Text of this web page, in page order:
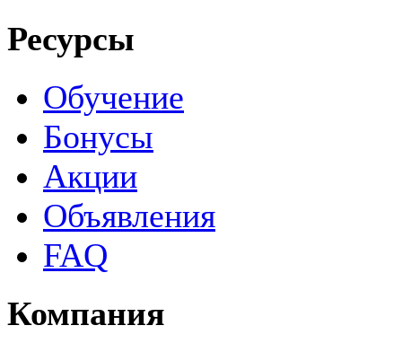
Ресурсы
Обучение
Бонусы
Акции
Объявления
FAQ
Компания